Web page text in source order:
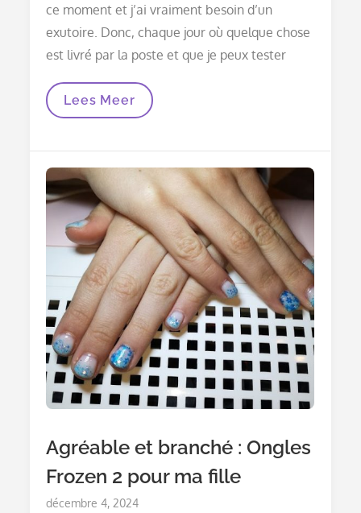
ce moment et j’ai vraiment besoin d’un
exutoire. Donc, chaque jour où quelque chose
est livré par la poste et que je peux tester
Quelques
Via
Ali
Lees Meer
Agréable et branché : Ongles
Frozen 2 pour ma fille
Posted
décembre 4, 2024